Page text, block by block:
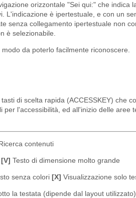
orizzontale "Sei qui:" che indica
è ipertestuale, e con un
senza collegamento ipertestuale non
è selezionabile.
da poterlo facilmente riconoscere.
di scelta rapida (ACCESSKEY) che
l'accessibilità, ed all'inizio delle aree
contenuti
[V] Testo di dimensione molto grande
senza colori [X] Visualizzazione solo
la testata (dipende dal layout utilizzato)